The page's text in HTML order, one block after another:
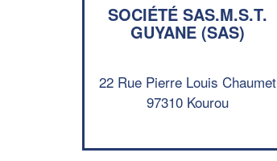
SOCIÉTÉ SAS.M.S.T.
GUYANE (SAS)
22 Rue Pierre Louis Chaumet
97310 Kourou